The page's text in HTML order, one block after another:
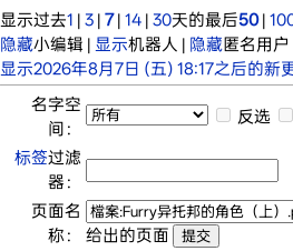
显示过去1 | 3| 7| 14| 30天的最后50|
隐藏小编辑 | 显示机器人 | 隐藏匿名用
显示2026年8月7日 (五) 18:17之后的新
名字空
间：
反选
标签过滤
器：
页面名
称：
给出的页面